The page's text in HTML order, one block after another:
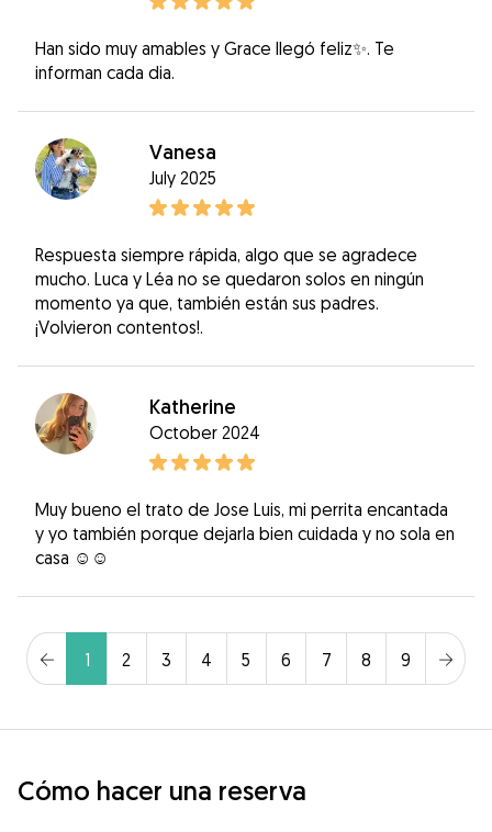
Han sido muy amables y Grace llegó feliz✨. Te
informan cada dia.
Vanesa
July 2025
Respuesta siempre rápida, algo que se agradece
mucho. Luca y Léa no se quedaron solos en ningún
momento ya que, también están sus padres.
¡Volvieron contentos!.
Katherine
October 2024
Muy bueno el trato de Jose Luis, mi perrita encantada
y yo también porque dejarla bien cuidada y no sola en
casa ☺️☺️
1 2 3 4 5 6 7 8 9
Cómo hacer una reserva